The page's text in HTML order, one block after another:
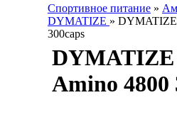
Спортивное питание »
DYMATIZE » DYMATIZE
300caps
DYMATIZE
Amino 4800